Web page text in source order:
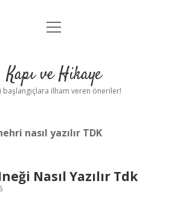
Anasayfa
Yasal Uyarı
menüyü
Kapı ve Hikaye
başlangıçlara ilham veren öneriler!
nasıl yazılır TDK
Nasıl Yazılır Tdk